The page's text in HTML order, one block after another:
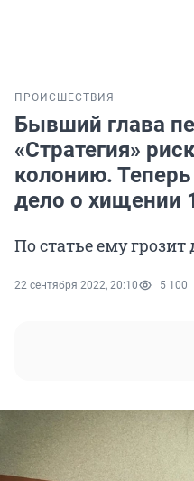
ПРОИСШЕСТВИЯ
Бывший глава
«Стратегия»
колонию.
дело о хищении
По статье ему
22 сентября 2022, 20:10 5 100